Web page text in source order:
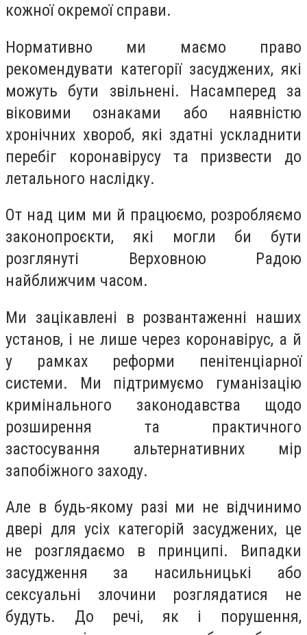
кожної окремої справи.
Нормативно ми маємо право
рекомендувати категорії засуджених, які
можуть бути звільнені. Насамперед за
віковими ознаками або наявністю
хронічних хвороб, які здатні ускладнити
перебіг коронавірусу та призвести до
летального наслідку.
От над цим ми й працюємо, розробляємо
законопроєкти, які могли би бути
розглянуті Верховною Радою
найближчим часом.
Ми зацікавлені в розвантаженні наших
установ, і не лише через коронавірус, а й
у рамках реформи пенітенціарної
системи. Ми підтримуємо гуманізацію
кримінального законодавства щодо
розширення та практичного
застосування альтернативних мір
запобіжного заходу.
Але в будь-якому разі ми не відчинимо
двері для усіх категорій засуджених, це
не розглядаємо в принципі. Випадки
засудження за насильницькі або
сексуальні злочини розглядатися не
будуть. До речі, як і порушення,